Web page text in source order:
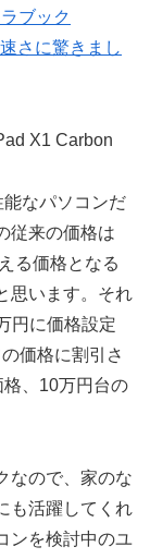
ブック
さに驚きまし
X1 Carbon
能なパソコンだ
従来の価格は
る価格となる
思います。それ
円に価格設定
価格に割引さ
、10万円台の
なので、家のな
も活躍してくれ
ンを検討中のユ